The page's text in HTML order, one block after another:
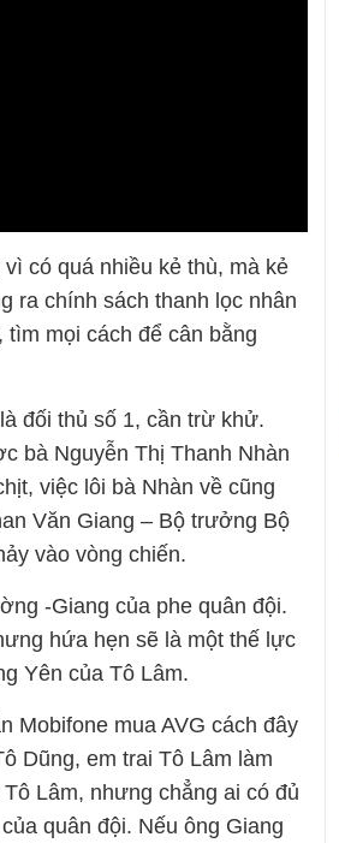
có quá nhiều kẻ thù, mà kẻ
ra chính sách thanh lọc nhân
mọi cách để cân bằng
đối thủ số 1, cần trừ khử.
bà Nguyễn Thị Thanh Nhàn
việc lôi bà Nhàn về cũng
Văn Giang – Bộ trưởng Bộ
vào vòng chiến.
-Giang của phe quân đội.
hứa hẹn sẽ là một thế lực
Yên của Tô Lâm.
Mobifone mua AVG cách đây
Dũng, em trai Tô Lâm làm
Lâm, nhưng chẳng ai có đủ
quân đội. Nếu ông Giang